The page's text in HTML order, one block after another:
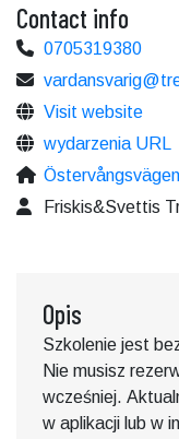
Contact info
0705319380
Visit website
wydarzenia URL
Friskis&Svettis
Opis
Szkolenie jest
Nie musisz
wcześniej.
w aplikacji lub w